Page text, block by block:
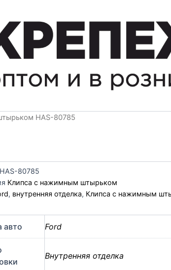
HAS-80785
HAS-80785
Клипса с нажимным штырьком
, внутренняя отделка, Клипса с нажимным
авто Ford
Внутренняя отделка